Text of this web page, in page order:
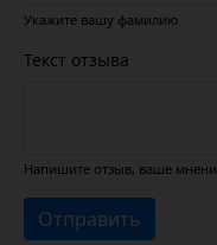
Укажите вашу фамилию
Текст отзыва
Напишите отзыв, ваше
Отправить